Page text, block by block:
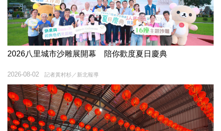
2026八里城市沙雕展開幕 陪你歡度夏日慶典
記者黃村杉／新北報導
2026-08-02